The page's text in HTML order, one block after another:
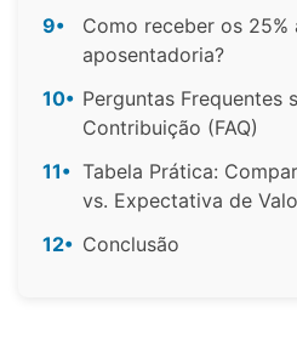
9•
Como receber os 25%
aposentadoria?
10• Perguntas Frequentes
Contribuição (FAQ)
11• Tabela Prática:
vs. Expectativa de
12• Conclusão